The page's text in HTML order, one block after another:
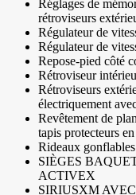
Réglages de
rétroviseurs
Régulateur de
Régulateur de
Repose-pied côté
Rétroviseur
Rétroviseurs
électriquement
Revêtement de
tapis protecteurs
Rideaux
SIÈGES
ACTIVEX
SIRIUSXM